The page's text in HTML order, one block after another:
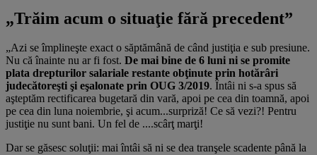
„Trăim acum o situaţie fără precedent”
„Azi se împlineşte exact o săptămână de când justiţia e sub presiune.
Nu că înainte nu ar fi fost. De mai bine de 6 luni ni se promite
plata drepturilor salariale restante obţinute prin hotărâri
judecătoreşti şi eşalonate prin OUG 3/2019. Întâi ni s-a spus să
aşteptăm rectificarea bugetară din vară, apoi pe cea din toamnă, apoi
pe cea din luna noiembrie, şi acum...surpriză! Ce să vezi?! Pentru
justiţie nu sunt bani. Un fel de ....scârţ marţi!
Dar se găsesc soluţii: mai întâi să ni se dea tranşele scadente până la